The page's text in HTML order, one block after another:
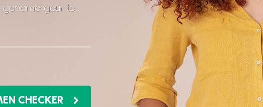
geur te
CHECKER